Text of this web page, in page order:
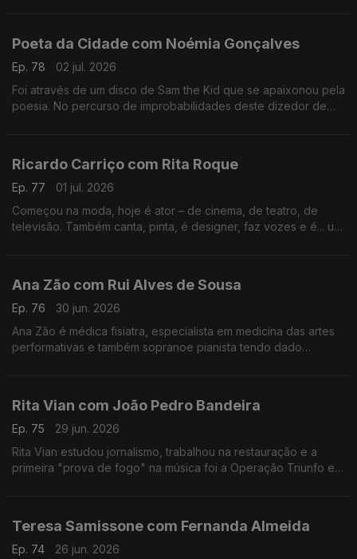
Poeta da Cidade com Noémia Gonçalves
Ep. 78
02 jul. 2026
Foi através de um disco de Sam the Kid que se apaixonou pela
poesia. No percurso de improbabilidades deste dizedor de
Ricardo Carriço com Rita Roque
Ep. 77
01 jul. 2026
Começou na moda, hoje é ator – de cinema, de teatro, de
televisão. Também canta, pinta, é designer, faz vozes e é... um
Ana Zão com Rui Alves de Sousa
Ep. 76
30 jun. 2026
Ana Zão é médica fisiatra, especialista em medicina das artes
performativas e também sopranoe pianista tendo dado
Rita Vian com João Pedro Bandeira
Ep. 75
29 jun. 2026
Rita Vian estudou jornalismo, trabalhou na restauração e a
primeira "prova de fogo" na música foi a Operação Triunfo em
Teresa Samissone com Fernanda Almeida
Ep. 74 26 jun. 2026